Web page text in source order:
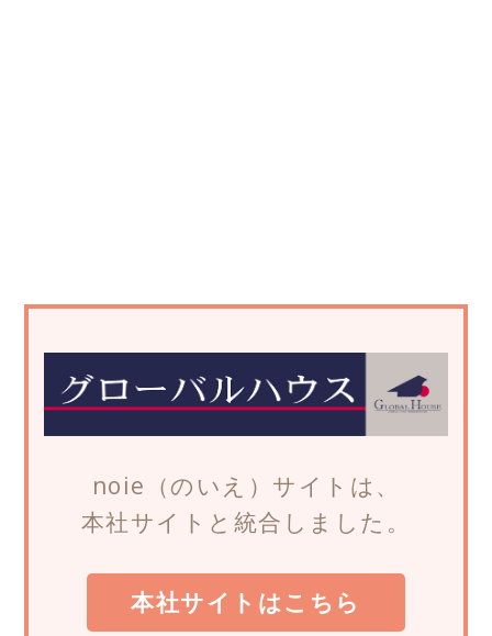
noie（のいえ）サイトは、
本社サイトと統合しました。
本社サイトはこちら